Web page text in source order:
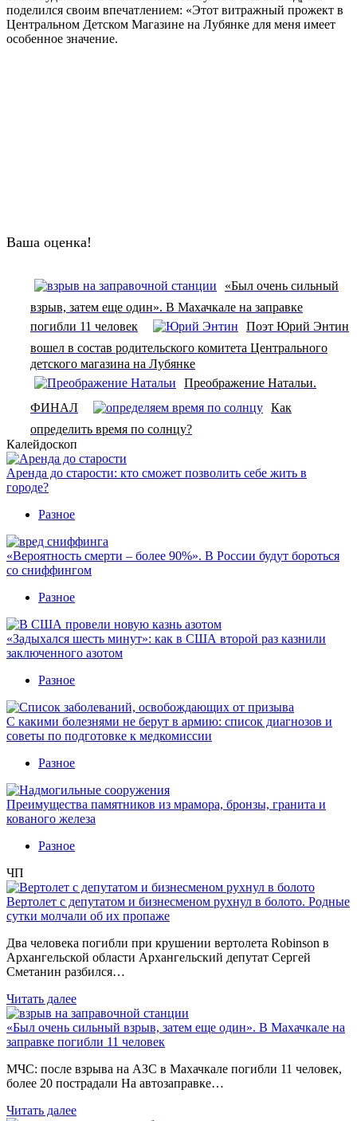
поделился своим впечатлением: «Этот витражный прожект в
Центральном Детском Магазине на Лубянке для меня имеет
особенное значение.
Ваша оценка!
«Был очень сильный
взрыв, затем еще один». В Махачкале на заправке
погибли 11 человек
Поэт Юрий Энтин
вошел в состав родительского комитета Центрального
детского магазина на Лубянке
Преображение Натальи.
ФИНАЛ
Как
определить время по солнцу?
Калейдоскоп
Аренда до старости: кто сможет позволить себе жить в
городе?
Разное
«Вероятность смерти – более 90%». В России будут бороться
со сниффингом
Разное
«Задыхался шесть минут»: как в США второй раз казнили
заключенного азотом
Разное
С какими болезнями не берут в армию: список диагнозов и
советы по подготовке к медкомиссии
Разное
Преимущества памятников из мрамора, бронзы, гранита и
кованого железа
Разное
ЧП
Вертолет с депутатом и бизнесменом рухнул в болото. Родные
сутки молчали об их пропаже
Два человека погибли при крушении вертолета Robinson в
Архангельской области Архангельский депутат Сергей
Сметанин разбился…
Читать далее
«Был очень сильный взрыв, затем еще один». В Махачкале на
заправке погибли 11 человек
МЧС: после взрыва на АЗС в Махачкале погибли 11 человек,
более 20 пострадали На автозаправке…
Читать далее